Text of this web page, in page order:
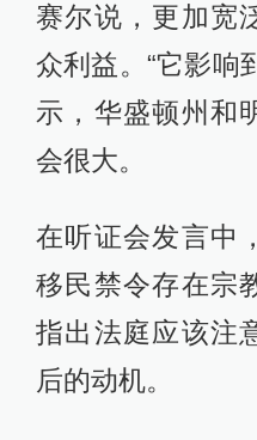
赛尔说，更加宽
众利益。“它影响
示，华盛顿州和
会很大。
在听证会发言中
移民禁令存在宗
指出法庭应该注
后的动机。